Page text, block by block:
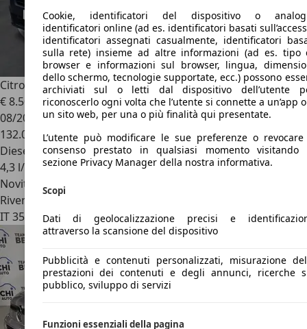
Citroen BerlingoIII 2018 1.5 bluehdi M Feel 100cv
€ 8.500
08/2018
132.000 km
Diesel
4,3 l/100 km (comb.)
Novità
Rivenditore
IT 35129 Padova - Pd
Cookie, identificatori del dispositivo o
identificatori online (ad es. identificatori basati
identificatori assegnati casualmente, identificatori
sulla rete) insieme ad altre informazioni (ad es. tipo
browser e informazioni sul browser, lingua,
dello schermo, tecnologie supportate, ecc.) possono
archiviati sul o letti dal dispositivo dell’utente
riconoscerlo ogni volta che l’utente si connette a un’app
un sito web, per una o più finalità qui presentate.
L’utente può modificare le sue preferenze o
consenso prestato in qualsiasi momento visitando
sezione Privacy Manager della nostra informativa.
Scopi
Dati di geolocalizzazione precisi e
attraverso la scansione del dispositivo
Pubblicità e contenuti personalizzati, misurazione
prestazioni dei contenuti e degli annunci, ricerche
pubblico, sviluppo di servizi
Funzioni essenziali della pagina